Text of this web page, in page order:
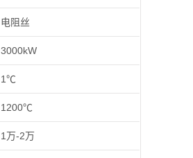
电阻丝
3000kW
1℃
1200℃
1万-2万